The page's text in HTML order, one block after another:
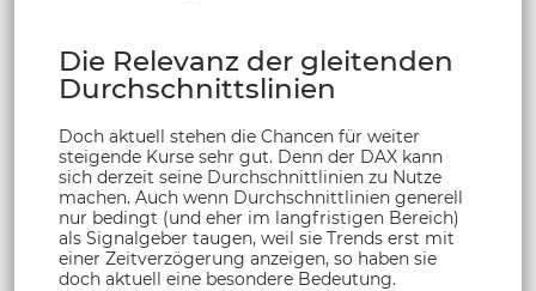
Die Relevanz der gleitenden
Durchschnittslinien
Doch aktuell stehen die Chancen für weiter
steigende Kurse sehr gut. Denn der DAX kann
sich derzeit seine Durchschnittlinien zu Nutze
machen. Auch wenn Durchschnittlinien generell
nur bedingt (und eher im langfristigen Bereich)
als Signalgeber taugen, weil sie Trends erst mit
einer Zeitverzögerung anzeigen, so haben sie
doch aktuell eine besondere Bedeutung.